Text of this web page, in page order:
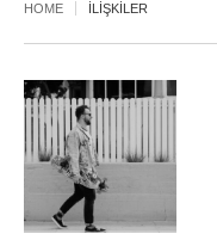
HOME İLIŞKILER